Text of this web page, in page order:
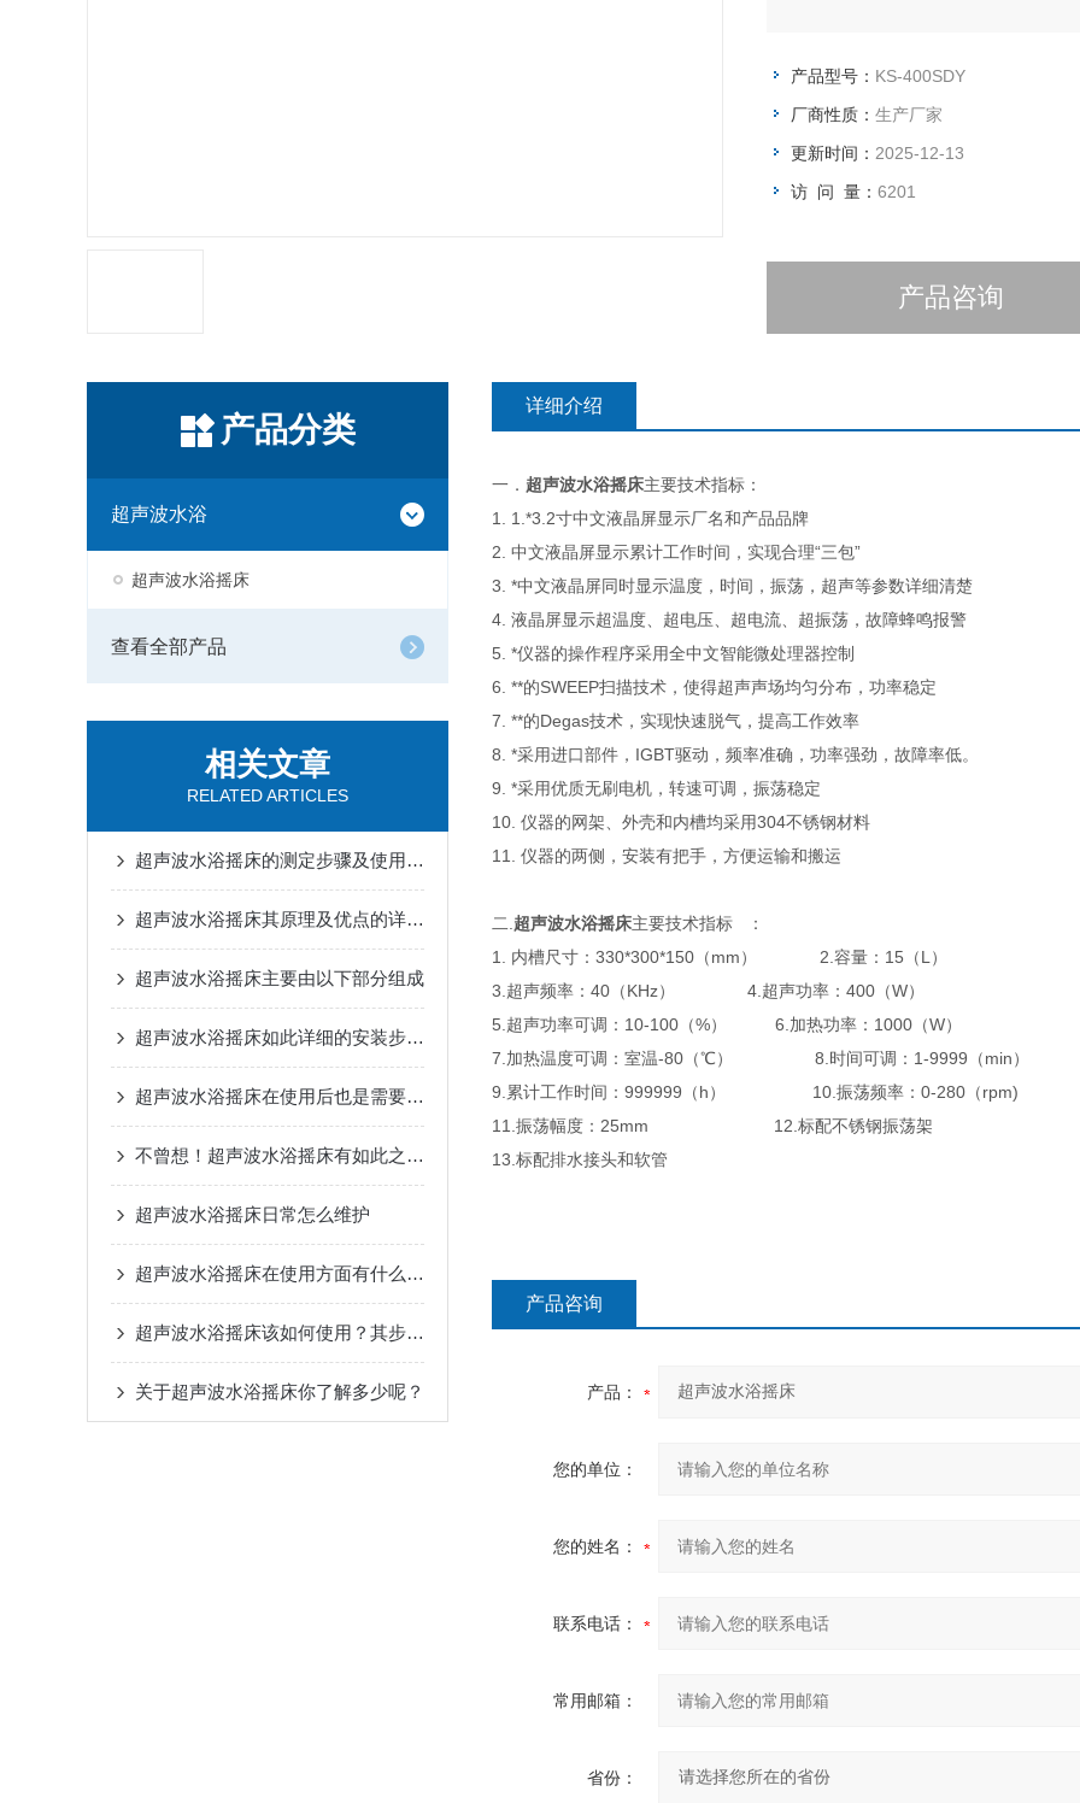
产品型号： KS-400SDY
厂商性质： 生产厂家
更新时间： 2025-12-13
访 问 量： 6201
产品咨询
产品分类
超声波水浴
超声波水浴摇床
查看全部产品
相关文章
RELATED ARTICLES
超声波水浴摇床的测定步骤及使用注意事项如下
超声波水浴摇床其原理及优点的详细介绍
超声波水浴摇床主要由以下部分组成
超声波水浴摇床如此详细的安装步骤如下
超声波水浴摇床在使用后也是需要日常保养的
不曾想！超声波水浴摇床有如此之多的特点
超声波水浴摇床日常怎么维护
超声波水浴摇床在使用方面有什么步骤？
超声波水浴摇床该如何使用？其步骤是什么？
关于超声波水浴摇床你了解多少呢？
详细介绍
一． 超声波水浴摇床主要技术指标：
1. 1.*3.2寸中文液晶屏显示厂名和产品品牌
2. 中文液晶屏显示累计工作时间，实现合理“三包”
3. *中文液晶屏同时显示温度，时间，振荡，超声等参数详细清楚
4. 液晶屏显示超温度、超电压、超电流、超振荡，故障蜂鸣报警
5. *仪器的操作程序采用全中文智能微处理器控制
6. **的SWEEP扫描技术，使得超声声场均匀分布，功率稳定
7. **的Degas技术，实现快速脱气，提高工作效率
8. *采用进口部件，IGBT驱动，频率准确，功率强劲，故障率低。
9. *采用优质无刷电机，转速可调，振荡稳定
10. 仪器的网架、外壳和内槽均采用304不锈钢材料
11. 仪器的两侧，安装有把手，方便运输和搬运
二. 超声波水浴摇床主要技术指标 ：
1. 内槽尺寸：330*300*150（mm） 2.容量：15（L）
3.超声频率：40（KHz） 4.超声功率：400（W）
5.超声功率可调：10-100（%） 6.加热功率：1000（W）
7.加热温度可调：室温-80（℃） 8.时间可调：1-9999（min
9.累计工作时间：999999（h） 10.振荡频率：0-280（rpm)
11.振荡幅度：25mm 12.标配不锈钢振荡架
13.标配排水接头和软管
产品咨询
产品：
您的单位：
您的姓名：
联系电话：
常用邮箱：
省份：